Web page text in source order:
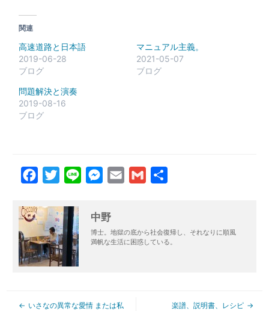
関連
高速道路と日本語
2019-06-28
ブログ
マニュアル主義。
2021-05-07
ブログ
問題解決と演奏
2019-08-16
ブログ
FacebookTwitterLine Messenger
Email Gmail
中野
博士。地獄の底から社会復帰し、それなりに順風
満帆な生活に困惑している。
いさなの異常な愛情 または私
楽譜、説明書、レシピ